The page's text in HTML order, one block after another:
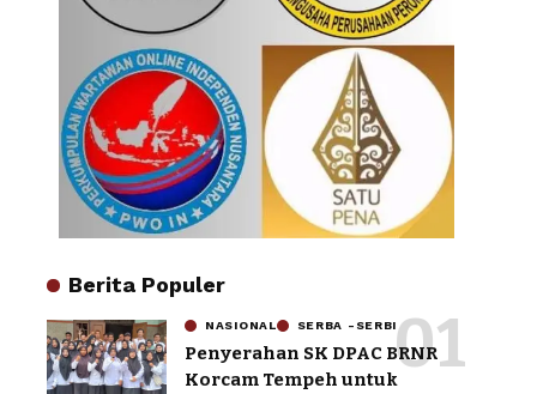
Berita Populer
NASIONAL SERBA -SERBI
Penyerahan SK DPAC BRNR
Korcam Tempeh untuk